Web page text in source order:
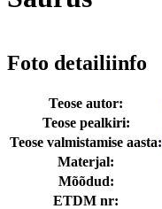
Foto detailiinfo
Teose autor:
Teose pealkiri:
Teose valmistamise aasta:
Materjal:
Mõõdud:
ETDM nr: